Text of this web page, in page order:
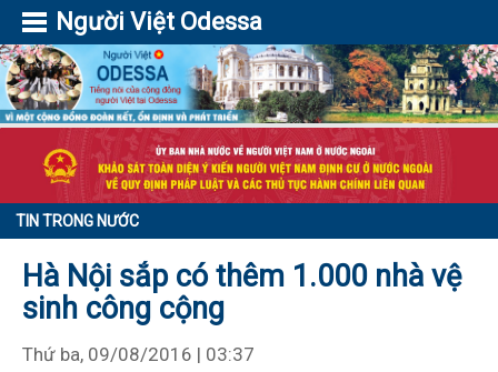
Người Việt Odessa
TIN TRONG NƯỚC
Hà Nội sắp có thêm 1.000 nhà vệ
sinh công cộng
Thứ ba, 09/08/2016 | 03:37